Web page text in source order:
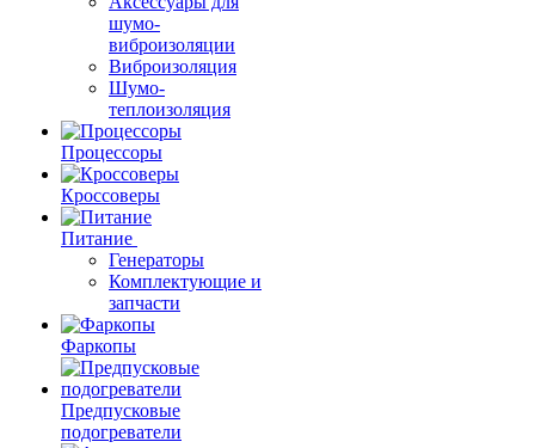
шумо-
виброизоляции
Виброизоляция
Шумо-
теплоизоляция
Процессоры
Кроссоверы
Питание
Генераторы
Комплектующие и
запчасти
Фаркопы
Предпусковые
подогреватели